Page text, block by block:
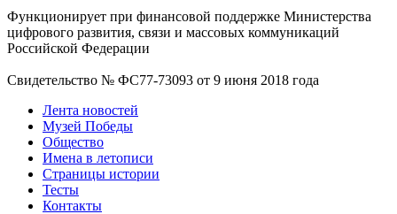
Функционирует при финансовой поддержке Министерства
цифрового развития, связи и массовых коммуникаций
Российской Федерации
Свидетельство № ФС77-73093 от 9 июня 2018 года
Лента новостей
Музей Победы
Общество
Имена в летописи
Страницы истории
Тесты
Контакты